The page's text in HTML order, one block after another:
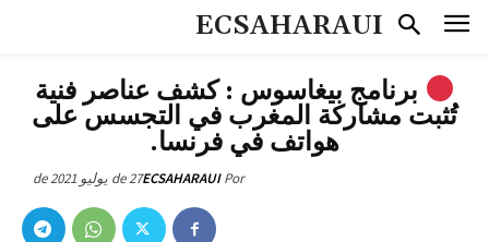
ECSAHARAUI
برنامج بيغاسوس : كشف عناصر فنية
تُثبت مشاركة المغرب في التجسس على
هواتف في فرنسا.
Por
ECSAHARAUI27 de يوليو de 2021